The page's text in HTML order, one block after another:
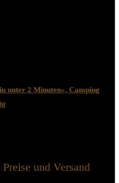
unter 2 Minuten«, Camping
Preise und Versand